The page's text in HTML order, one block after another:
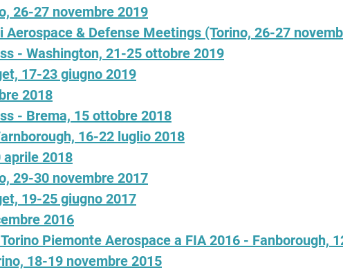
26-27 novembre 2019
& Defense Meetings (Torino, 26-27
- Washington, 21-25 ottobre 2019
17-23 giugno 2019
2018
- Brema, 15 ottobre 2018
16-22 luglio 2018
2018
29-30 novembre 2017
19-25 giugno 2017
2016
Piemonte Aerospace a FIA 2016 - Fanborough,
18-19 novembre 2015